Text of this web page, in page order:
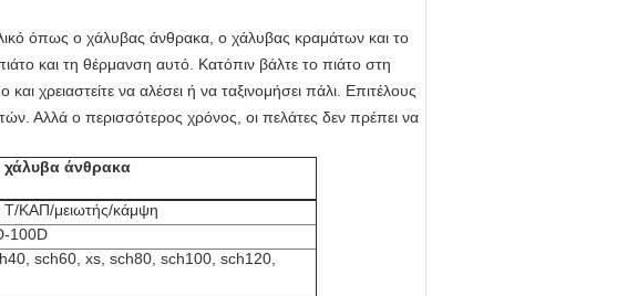
όπως ο χάλυβας άνθρακα, ο χάλυβας κραμάτων και το
και τη θέρμανση αυτό. Κατόπιν βάλτε το πιάτο στη
χρειαστείτε να αλέσει ή να ταξινομήσει πάλι. Επιτέλους
Αλλά ο περισσότερος χρόνος, οι πελάτες δεν πρέπει να
άνθρακα
ΚΑΠ/μειωτής/κάμψη
100D
sch60, xs, sch80, sch100, sch120,